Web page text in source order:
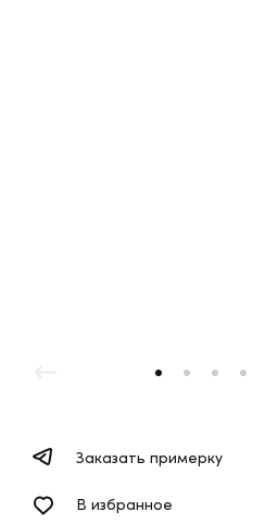
Заказать примерку
В избранное